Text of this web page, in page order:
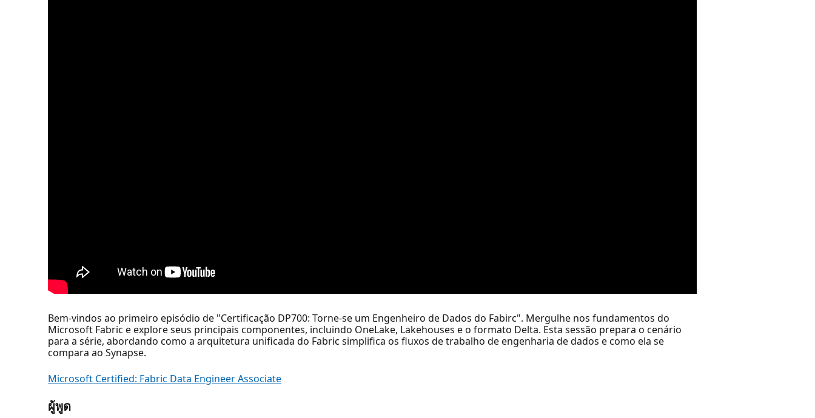
Bem-vindos ao primeiro episódio de "Certificação DP700: Torne-se um Engenheiro de Dados do Fabirc". Mergulhe nos fundamentos do
Microsoft Fabric e explore seus principais componentes, incluindo OneLake, Lakehouses e o formato Delta. Esta sessão prepara o cenário
para a série, abordando como a arquitetura unificada do Fabric simplifica os fluxos de trabalho de engenharia de dados e como ela se
compara ao Synapse.
Microsoft Certified: Fabric Data Engineer Associate
ผู้พูด